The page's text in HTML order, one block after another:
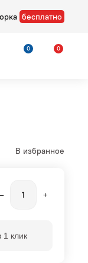
бесплатно
0 0
В избранное
– +
1 клик